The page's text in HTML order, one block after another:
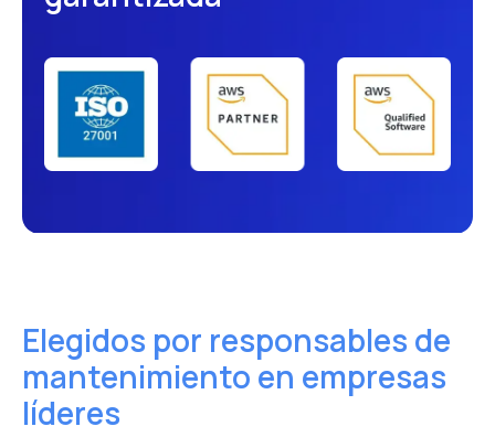
Elegidos por responsables de
mantenimiento en empresas
líderes